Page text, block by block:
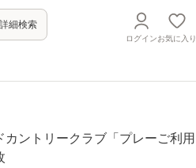
詳細検索
ログインお気に入り
カントリークラブ「プレーご利用